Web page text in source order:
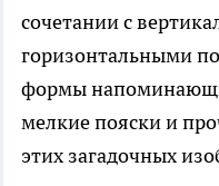
сочетании с
горизонтальными
формы
мелкие пояски и
этих загадочных